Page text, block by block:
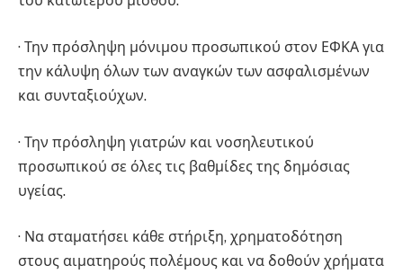
· Την πρόσληψη μόνιμου προσωπικού στον ΕΦΚΑ για
την κάλυψη όλων των αναγκών των ασφαλισμένων
και συνταξιούχων.
· Την πρόσληψη γιατρών και νοσηλευτικού
προσωπικού σε όλες τις βαθμίδες της δημόσιας
υγείας.
· Να σταματήσει κάθε στήριξη, χρηματοδότηση
στους αιματηρούς πολέμους και να δοθούν χρήματα